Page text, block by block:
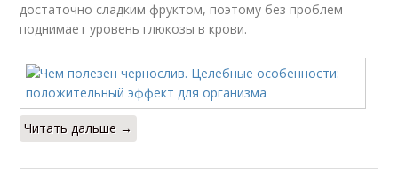
достаточно сладким фруктом, поэтому без проблем
поднимает уровень глюкозы в крови.
Читать дальше →